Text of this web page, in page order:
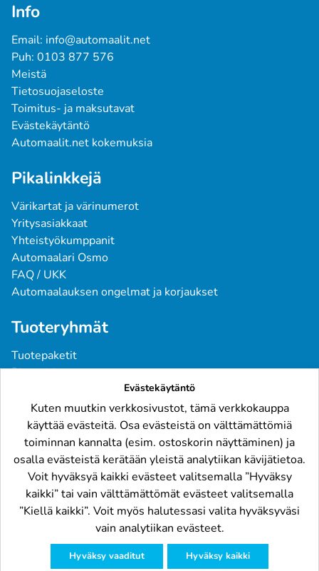
Info
Email: info@automaalit.net
Puh: 0103 877 576
Meistä
Tietosuojaseloste
Toimitus- ja maksutavat
Evästekäytäntö
Automaalit.net kokemuksia
Pikalinkkejä
Värikartat ja värinumerot
Yritysasiakkaat
Yhteistyökumppanit
Automaalari Osmo
FAQ / UKK
Automaalauksen ongelmat ja korjaukset
Tuoteryhmät
Tuotepaketit
Pintavärit
Pohjatuotteet
Tarvikkeet
Raskaskalusto
Löydät meidät
© Automaalit.net 2024
Evästekäytäntö
Kuten muutkin verkkosivustot, tämä verkkokauppa
käyttää evästeitä. Osa evästeistä on välttämättömiä
toiminnan kannalta (esim. ostoskorin näyttäminen) ja
osalla evästeistä kerätään yleistä analytiikan kävijätietoa.
Voit hyväksyä kaikki evästeet valitsemalla ”Hyväksy
kaikki” tai vain välttämättömät evästeet valitsemalla
”Kiellä kaikki”. Voit myös halutessasi valita hyväksyväsi
vain analytiikan evästeet.
Hyväksy vaaditut Hyväksy kaikki